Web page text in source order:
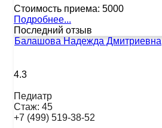
Стоимость приема: 5000
Подробнее...
Последний отзыв
Балашова Надежда Дмитриевна
4.3
Педиатр
Стаж: 45
+7 (499) 519-38-52